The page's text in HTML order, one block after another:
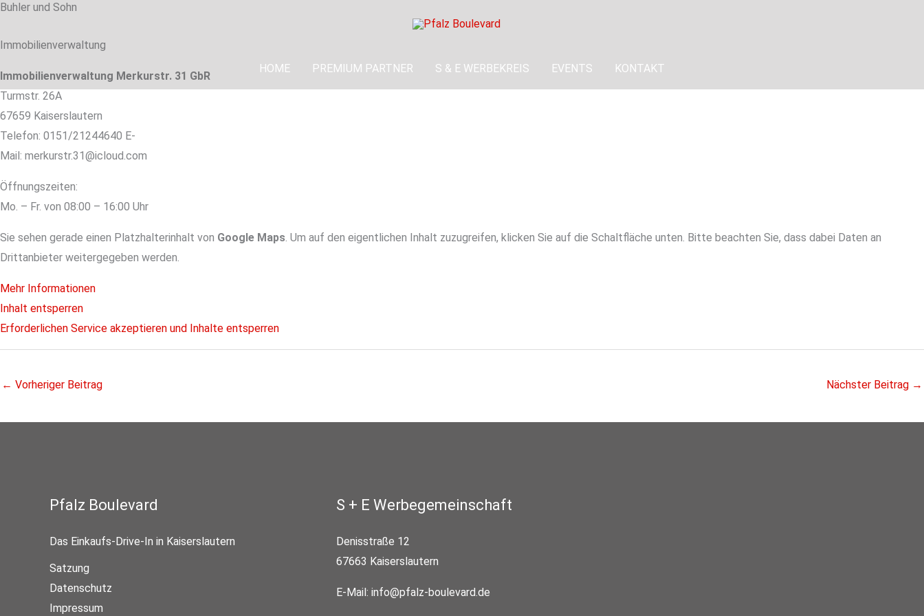
Zum
springen
HOME
PREMIUM PARTNER S & E WERBEKREIS EVENTS KONTAKT
Buhler und Sohn
Immobilienverwaltung
Immobilienverwaltung Merkurstr. 31 GbR
Turmstr. 26A
67659 Kaiserslautern
Telefon: 0151/21244640 E-
Mail: merkurstr.31@icloud.com
Öffnungszeiten:
Mo. – Fr. von 08:00 – 16:00 Uhr
Sie sehen gerade einen Platzhalterinhalt von Google Maps. Um auf den eigentlichen Inhalt zuzugreifen, klicken Sie auf die Schaltfläche unten. Bitte beachten Sie, dass dabei Daten an
Drittanbieter weitergegeben werden.
Mehr Informationen
Inhalt entsperren
Erforderlichen Service akzeptieren und Inhalte entsperren
← Vorheriger Beitrag Nächster Beitrag →
Pfalz Boulevard
Das Einkaufs-Drive-In in Kaiserslautern
Satzung
Datenschutz
Impressum
S + E Werbegemeinschaft
Denisstraße 12
67663 Kaiserslautern
E-Mail: info@pfalz-boulevard.de